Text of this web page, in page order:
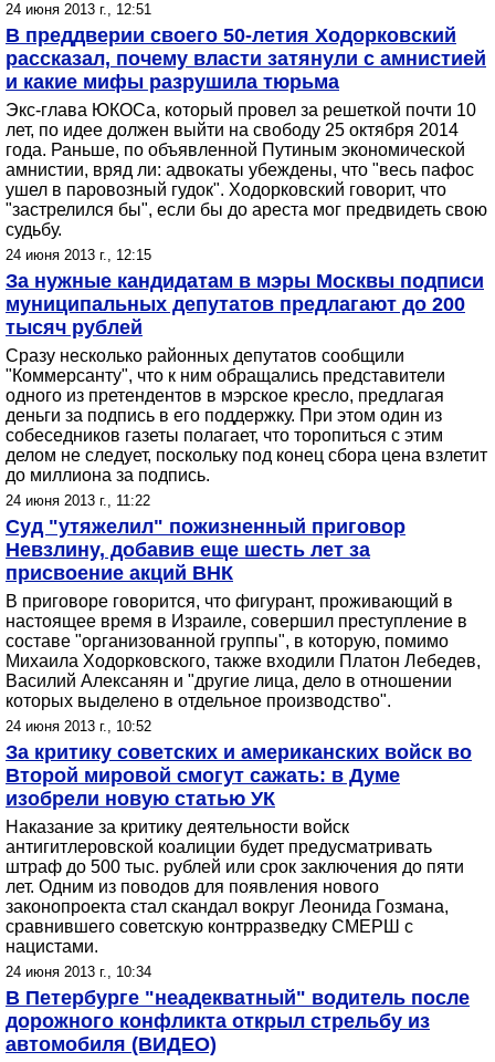
24 июня 2013 г., 12:51
В преддверии своего 50-летия Ходорковский
рассказал, почему власти затянули с амнистией
и какие мифы разрушила тюрьма
Экс-глава ЮКОСа, который провел за решеткой почти 10
лет, по идее должен выйти на свободу 25 октября 2014
года. Раньше, по объявленной Путиным экономической
амнистии, вряд ли: адвокаты убеждены, что "весь пафос
ушел в паровозный гудок". Ходорковский говорит, что
"застрелился бы", если бы до ареста мог предвидеть свою
судьбу.
24 июня 2013 г., 12:15
За нужные кандидатам в мэры Москвы подписи
муниципальных депутатов предлагают до 200
тысяч рублей
Сразу несколько районных депутатов сообщили
"Коммерсанту", что к ним обращались представители
одного из претендентов в мэрское кресло, предлагая
деньги за подпись в его поддержку. При этом один из
собеседников газеты полагает, что торопиться с этим
делом не следует, поскольку под конец сбора цена взлетит
до миллиона за подпись.
24 июня 2013 г., 11:22
Суд "утяжелил" пожизненный приговор
Невзлину, добавив еще шесть лет за
присвоение акций ВНК
В приговоре говорится, что фигурант, проживающий в
настоящее время в Израиле, совершил преступление в
составе "организованной группы", в которую, помимо
Михаила Ходорковского, также входили Платон Лебедев,
Василий Алексанян и "другие лица, дело в отношении
которых выделено в отдельное производство".
24 июня 2013 г., 10:52
За критику советских и американских войск во
Второй мировой смогут сажать: в Думе
изобрели новую статью УК
Наказание за критику деятельности войск
антигитлеровской коалиции будет предусматривать
штраф до 500 тыс. рублей или срок заключения до пяти
лет. Одним из поводов для появления нового
законопроекта стал скандал вокруг Леонида Гозмана,
сравнившего советскую контрразведку СМЕРШ с
нацистами.
24 июня 2013 г., 10:34
В Петербурге "неадекватный" водитель после
дорожного конфликта открыл стрельбу из
автомобиля (ВИДЕО)